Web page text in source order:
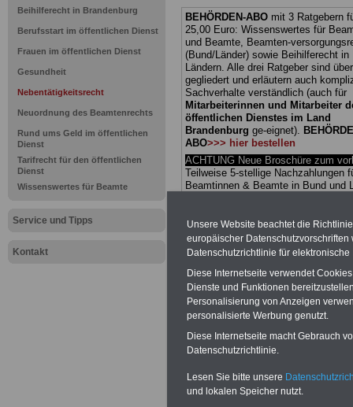
Beihilferecht in Brandenburg
Berufsstart im öffentlichen Dienst
Frauen im öffentlichen Dienst
Gesundheit
Nebentätigkeitsrecht
Neuordnung des Beamtenrechts
Rund ums Geld im öffentlichen
Dienst
Tarifrecht für den öffentlichen
Dienst
Wissenswertes für Beamte
Service und Tipps
Kontakt
BEHÖRDEN-ABO mit 3 Ratgebern
25,00 Euro: Wissenswertes für
und Beamte, Beamten-
(Bund/Länder) sowie Beihilferecht in
Ländern. Alle drei Ratgeber sind
gegliedert und erläutern auch
Sachverhalte verständlich (auch für
Mitarbeiterinnen und Mitarbeiter
öffentlichen Dienstes im Land
Brandenburg ge-eignet).
ABO>>> hier bestellen
ACHTUNG Neue Broschüre zum
Teilweise 5-stellige Nachzahlungen
Beamtinnen & Beamte in Bund und
Beamte
Das
Unsere Website beachtet die
europäischer
Datenschutzrichtlinie für
Diese Internetseite verwendet
Dienste und Funktionen
Personalisierung von Anzeigen
personalisierte Werbung genutzt.
Diese Internetseite macht Gebrauch
Datenschutzrichtlinie.
Lesen Sie bitte unsere
und lokalen Speicher nutzt.